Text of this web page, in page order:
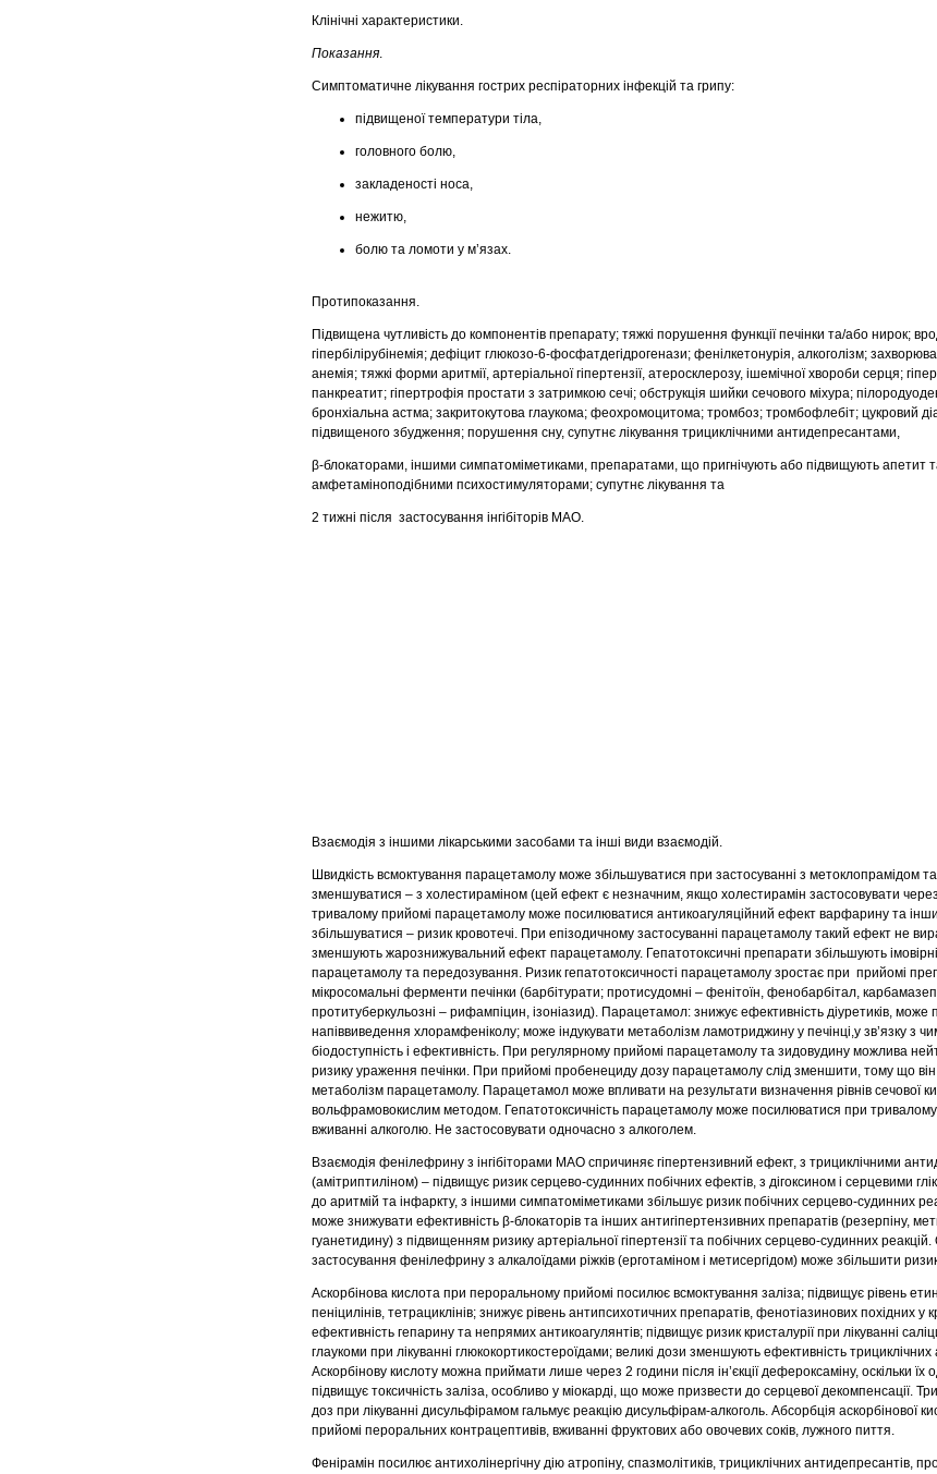
Клінічні характеристики.
Показання.
Симптоматичне лікування гострих респіраторних інфекцій та грипу:
підвищеної температури тіла,
головного болю,
закладеності носа,
нежитю,
болю та ломоти у м’язах.
Протипоказання.
Підвищена чутливість до компонентів препарату; тяжкі порушення функції печінки та/або нирок;
гіпербілірубінемія; дефіцит глюкозо-6-фосфатдегідрогенази; фенілкетонурія, алкоголізм;
анемія; тяжкі форми аритмії, артеріальної гіпертензії, атеросклерозу, ішемічної хвороби серця;
панкреатит; гіпертрофія простати з затримкою сечі; обструкція шийки сечового міхура;
бронхіальна астма; закритокутова глаукома; феохромоцитома; тромбоз; тромбофлебіт; цукровий
підвищеного збудження; порушення сну, супутнє лікування трициклічними антидепресантами,
β-блокаторами, іншими симпатоміметиками, препаратами, що пригнічують або підвищують апетит
амфетаміноподібними психостимуляторами; супутнє лікування та
2 тижні після застосування інгібіторів МАО.
Взаємодія з іншими лікарськими засобами та інші види взаємодій.
Швидкість всмоктування парацетамолу може збільшуватися при застосуванні з метоклопрамідом
зменшуватися – з холестираміном (цей ефект є незначним, якщо холестирамін застосовувати
тривалому прийомі парацетамолу може посилюватися антикоагуляційний ефект варфарину та
збільшуватися – ризик кровотечі. При епізодичному застосуванні парацетамолу такий ефект не
зменшують жарознижувальний ефект парацетамолу. Гепатотоксичні препарати збільшують
парацетамолу та передозування. Ризик гепатотоксичності парацетамолу зростає при прийомі
мікросомальні ферменти печінки (барбітурати; протисудомні – фенітоїн, фенобарбітал,
протитуберкульозні – рифампіцин, ізоніазид). Парацетамол: знижує ефективність діуретиків, може
напіввиведення хлорамфеніколу; може індукувати метаболізм ламотриджину у печінці,у зв’язку з
біодоступність і ефективність. При регулярному прийомі парацетамолу та зидовудину можлива
ризику ураження печінки. При прийомі пробенециду дозу парацетамолу слід зменшити, тому що
метаболізм парацетамолу. Парацетамол може впливати на результати визначення рівнів сечової
вольфрамовокислим методом. Гепатотоксичність парацетамолу може посилюватися при
вживанні алкоголю. Не застосовувати одночасно з алкоголем.
Взаємодія фенілефрину з інгібіторами МАО спричиняє гіпертензивний ефект, з трициклічними
(амітриптиліном) – підвищує ризик серцево-судинних побічних ефектів, з дігоксином і серцевими
до аритмій та інфаркту, з іншими симпатоміметиками збільшує ризик побічних серцево-судинних
може знижувати ефективність β-блокаторів та інших антигіпертензивних препаратів (резерпіну,
гуанетидину) з підвищенням ризику артеріальної гіпертензії та побічних серцево-судинних
застосування фенілефрину з алкалоїдами ріжків (ерготаміном і метисергідом) може збільшити
Аскорбінова кислота при пероральному прийомі посилює всмоктування заліза; підвищує рівень
пеніцилінів, тетрациклінів; знижує рівень антипсихотичних препаратів, фенотіазинових похідних у
ефективність гепарину та непрямих антикоагулянтів; підвищує ризик кристалурії при лікуванні
глаукоми при лікуванні глюкокортикостероїдами; великі дози зменшують ефективність
Аскорбінову кислоту можна приймати лише через 2 години після ін’єкції дефероксаміну, оскільки
підвищує токсичність заліза, особливо у міокарді, що може призвести до серцевої декомпенсації.
доз при лікуванні дисульфірамом гальмує реакцію дисульфірам-алкоголь. Абсорбція аскорбінової
прийомі пероральних контрацептивів, вживанні фруктових або овочевих соків, лужного пиття.
Фенірамін посилює антихолінергічну дію атропіну, спазмолітиків, трициклічних антидепресантів,